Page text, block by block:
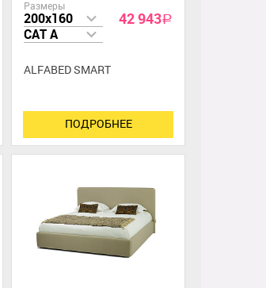
Размеры
200x160
CAT A
42 943a
ALFABED SMART
ПОДРОБНЕЕ